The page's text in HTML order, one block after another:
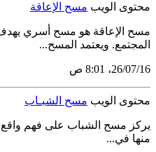
محتوى الويب مسح الإعاقة
مسح الإعاقة هو مسح أسري يهدف
المجتمع. ويعتمد المسح...
16‏/07‏/26، 8:01 ص
محتوى الويب مسح الشبـاب
يركز مسح الشباب على فهم واقع
منها في...